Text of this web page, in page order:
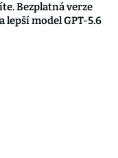
Bezplatná verze
lepší model GPT-5.6